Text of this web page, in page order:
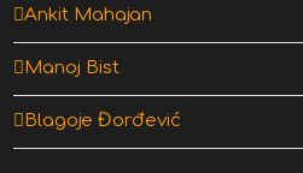
Ankit Mahajan
Manoj Bist
Blagoje Đorđević